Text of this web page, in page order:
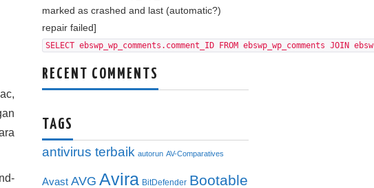
marked as crashed and last (automatic?)
repair failed]
SELECT ebswp_wp_comments.comment_ID FROM ebswp_wp_comments
RECENT COMMENTS
TAGS
antivirus terbaik autorun AV-Comparatives
Avast AVG Avira BitDefender Bootable